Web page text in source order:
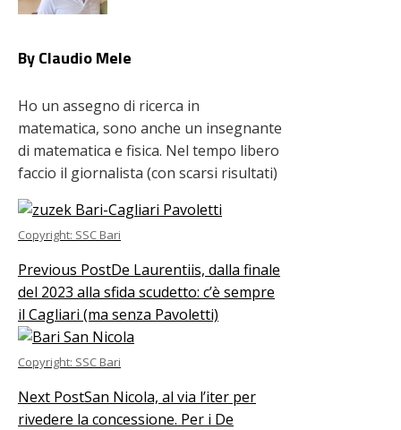
By Claudio Mele
Ho un assegno di ricerca in
matematica, sono anche un insegnante
di matematica e fisica. Nel tempo libero
faccio il giornalista (con scarsi risultati)
Copyright: SSC Bari
Previous PostDe Laurentiis, dalla finale
del 2023 alla sfida scudetto: c’è sempre
il Cagliari (ma senza Pavoletti)
Copyright: SSC Bari
Next PostSan Nicola, al via l’iter per
rivedere la concessione. Per i De